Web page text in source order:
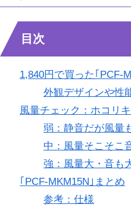
目次
1,840円で買った｢PCF-
外観デザインや性
風量チェック：ホコリ
弱：静音だが風量
中：風量そこそこ
強：風量大・音も
｢PCF-MKM15N｣まとめ
参考：仕様